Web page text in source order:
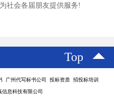
社会各届朋友提供服务!
Top
广州代写标书公司 投标资质 招投标培训
信息科技有限公司